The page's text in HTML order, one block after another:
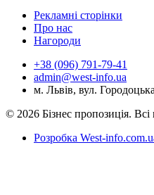
Рекламні сторінки
Про нас
Нагороди
+38 (096) 791-79-41
admin@west-info.ua
м. Львів, вул.
© 2026 Бізнес пропозиція.
Розробка West-